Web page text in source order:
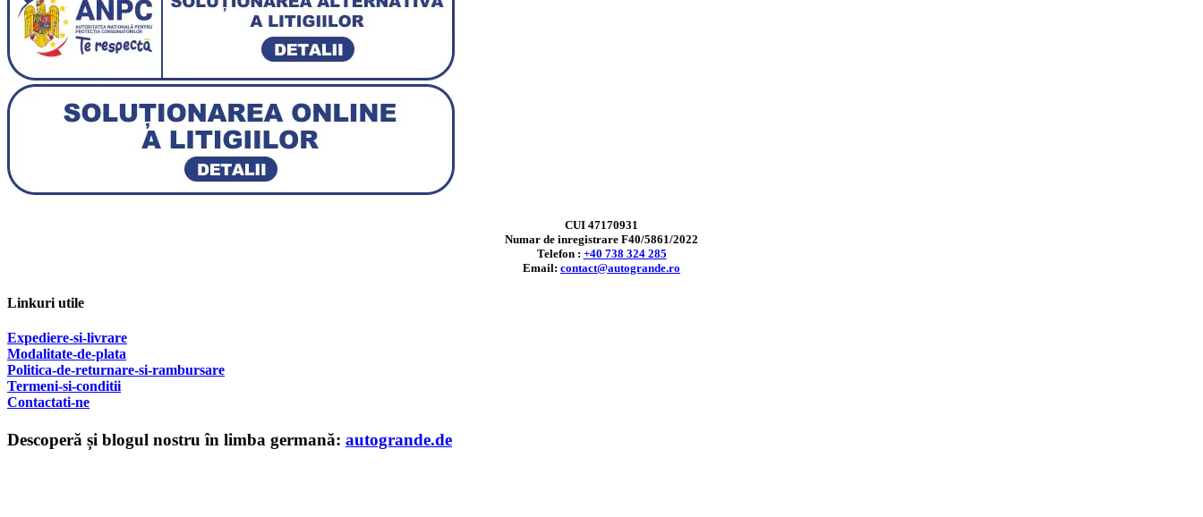
CUI 47170931
Numar de inregistrare F40/5861/2022
Telefon : +40 738 324 285
Email: contact@autogrande.ro
Linkuri utile
Expediere-si-livrare
Modalitate-de-plata
Politica-de-returnare-si-rambursare
Termeni-si-conditii
Contactati-ne
Descoperă și blogul nostru în limba germană: autogrande.de